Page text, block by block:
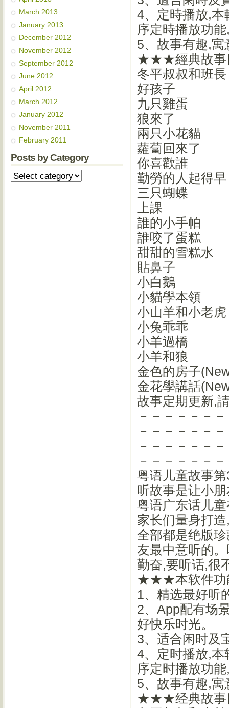
4、定時播放,本
序定時播放功
5、故事有趣,
★★★經典故事
冬平叔叔和班長
好孩子
九只雞蛋
狼來了
兩只小花貓
蘿蔔回來了
你喜歡誰
勤勞的人起得早
三只蝴蝶
上課
誰的小手帕
誰咬了蛋糕
甜甜的雪糕水
貼鼻子
小白鵝
小貓學本領
小山羊和小老虎
小兔乖乖
小羊過橋
小羊和狼
金色的房子
金花學講話
故事定期更新,
－－－－－－
－－－－－－
－－－－－－
－－－－－－
粤语儿童故事
听故事是让小
粤语广东话儿
家长们量身打
全部都是绝版
友最中意听的
勤奋,要听话,很
★★★本软件功
1、精选最好听
2、App配有场
好快乐时光。
3、适合闲时及
4、定时播放,本
序定时播放功
5、故事有趣,
★★★经典故事
March 2013
January 2013
December 2012
November 2012
September 2012
June 2012
April 2012
March 2012
January 2012
November 2011
February 2011
Posts by Category